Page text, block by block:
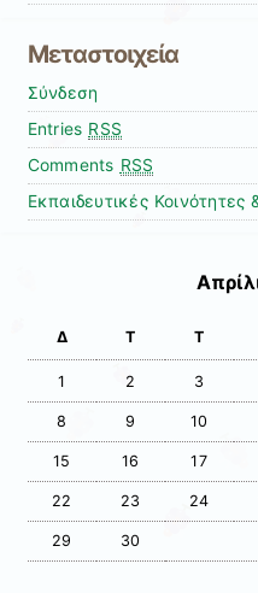
Μεταστοιχεία
Σύνδεση
Entries RSS
Comments RSS
Εκπαιδευτικές Κοινότητες
Δ Τ Τ
1 2 3
8 9 10
15 16 17
22 23 24
29 30